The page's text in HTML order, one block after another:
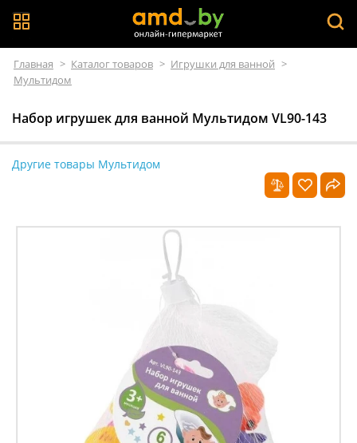
Главная > Каталог товаров > Игрушки для ванной >
Мультидом
Набор игрушек для ванной Мультидом VL90-143
Другие товары Мультидом